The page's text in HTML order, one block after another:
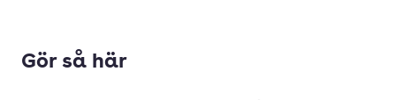
Gör så här